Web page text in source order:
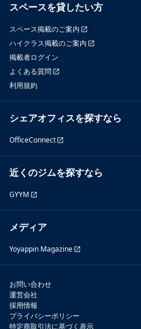
スペースを貸したい方
スペース掲載のご案内
ハイクラス掲載のご案内
掲載者ログイン
よくある質問
利用規約
シェアオフィスを探すなら
OfficeConnect
近くのジムを探すなら
GYYM
メディア
Yoyappin Magazine
お問い合わせ
運営会社
採用情報
プライバシーポリシー
特定商取引法に基づく表示